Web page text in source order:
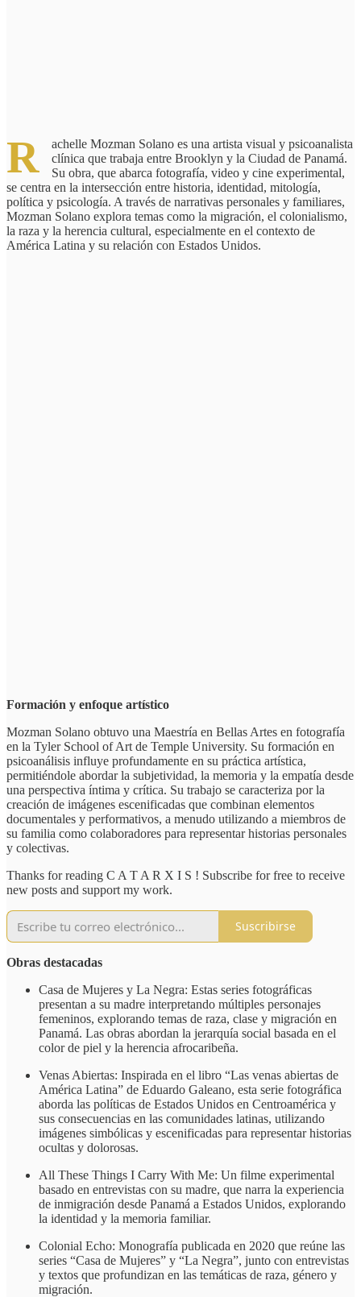
R
achelle Mozman Solano es una artista visual y psicoanalista
clínica que trabaja entre Brooklyn y la Ciudad de Panamá.
Su obra, que abarca fotografía, video y cine experimental,
se centra en la intersección entre historia, identidad, mitología,
política y psicología. A través de narrativas personales y familiares,
Mozman Solano explora temas como la migración, el colonialismo,
la raza y la herencia cultural, especialmente en el contexto de
América Latina y su relación con Estados Unidos.
Formación y enfoque artístico
Mozman Solano obtuvo una Maestría en Bellas Artes en fotografía
en la Tyler School of Art de Temple University. Su formación en
psicoanálisis influye profundamente en su práctica artística,
permitiéndole abordar la subjetividad, la memoria y la empatía desde
una perspectiva íntima y crítica. Su trabajo se caracteriza por la
creación de imágenes escenificadas que combinan elementos
documentales y performativos, a menudo utilizando a miembros de
su familia como colaboradores para representar historias personales
y colectivas.
Thanks for reading C A T A R X I S ! Subscribe for free to receive
new posts and support my work.
Suscribirse
Obras destacadas
Casa de Mujeres y La Negra: Estas series fotográficas
presentan a su madre interpretando múltiples personajes
femeninos, explorando temas de raza, clase y migración en
Panamá. Las obras abordan la jerarquía social basada en el
color de piel y la herencia afrocaribeña.
Venas Abiertas: Inspirada en el libro “Las venas abiertas de
América Latina” de Eduardo Galeano, esta serie fotográfica
aborda las políticas de Estados Unidos en Centroamérica y
sus consecuencias en las comunidades latinas, utilizando
imágenes simbólicas y escenificadas para representar historias
ocultas y dolorosas.
All These Things I Carry With Me: Un filme experimental
basado en entrevistas con su madre, que narra la experiencia
de inmigración desde Panamá a Estados Unidos, explorando
la identidad y la memoria familiar.
Colonial Echo: Monografía publicada en 2020 que reúne las
series “Casa de Mujeres” y “La Negra”, junto con entrevistas
y textos que profundizan en las temáticas de raza, género y
migración.